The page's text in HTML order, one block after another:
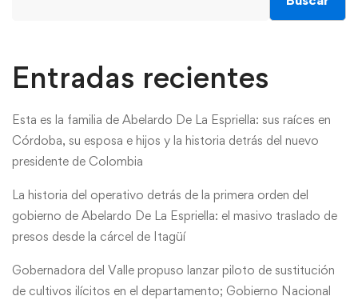
Entradas recientes
Esta es la familia de Abelardo De La Espriella: sus raíces en
Córdoba, su esposa e hijos y la historia detrás del nuevo
presidente de Colombia
La historia del operativo detrás de la primera orden del
gobierno de Abelardo De La Espriella: el masivo traslado de
presos desde la cárcel de Itagüí
Gobernadora del Valle propuso lanzar piloto de sustitución
de cultivos ilícitos en el departamento; Gobierno Nacional